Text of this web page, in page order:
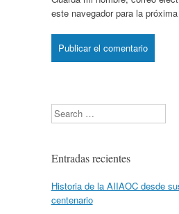
este navegador para la
Search
Entradas recientes
Historia de la AIIAOC desde
centenario